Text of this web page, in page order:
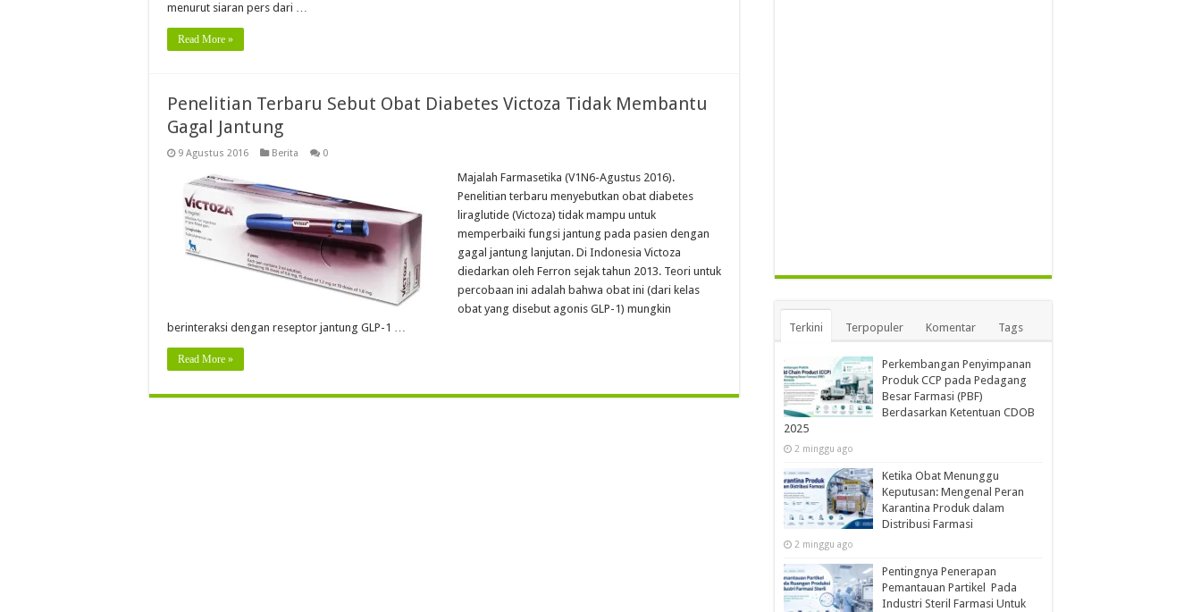
menurut siaran pers dari …
Read More »
Penelitian Terbaru Sebut Obat Diabetes Victoza Tidak Membantu
Gagal Jantung
9 Agustus 2016 Berita 0
Majalah Farmasetika (V1N6-Agustus 2016).
Penelitian terbaru menyebutkan obat diabetes
liraglutide (Victoza) tidak mampu untuk
memperbaiki fungsi jantung pada pasien dengan
gagal jantung lanjutan. Di Indonesia Victoza
diedarkan oleh Ferron sejak tahun 2013. Teori untuk
percobaan ini adalah bahwa obat ini (dari kelas
obat yang disebut agonis GLP-1) mungkin
berinteraksi dengan reseptor jantung GLP-1 …
Read More »
Terkini Terpopuler Komentar Tags
Perkembangan Penyimpanan
Produk CCP pada Pedagang
Besar Farmasi (PBF)
Berdasarkan Ketentuan CDOB
2025
2 minggu ago
Ketika Obat Menunggu
Keputusan: Mengenal Peran
Karantina Produk dalam
Distribusi Farmasi
2 minggu ago
Pentingnya Penerapan
Pemantauan Partikel Pada
Industri Steril Farmasi Untuk